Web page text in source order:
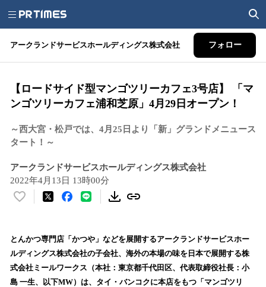
アークランドサービスホールディングス株式会社 フォロー
【ロードサイド型マンゴツリーカフェ3号店】 「マ
ンゴツリーカフェ浦和芝原」4月29日オープン！
～西大宮・松戸では、4月25日より「新」グランドメニュース
タート！～
アークランドサービスホールディングス株式会社
2022年4月13日 13時00分
い
！
数
を
読
とんかつ専門店「かつや」などを展開するアークランドサービスホー
ルディングス株式会社の子会社、海外の本場の味を日本で展開する株
式会社ミールワークス（本社：東京都千代田区、代表取締役社長：小
島 一生、以下MW）は、タイ・バンコクに本店をもつ「マンゴツリ